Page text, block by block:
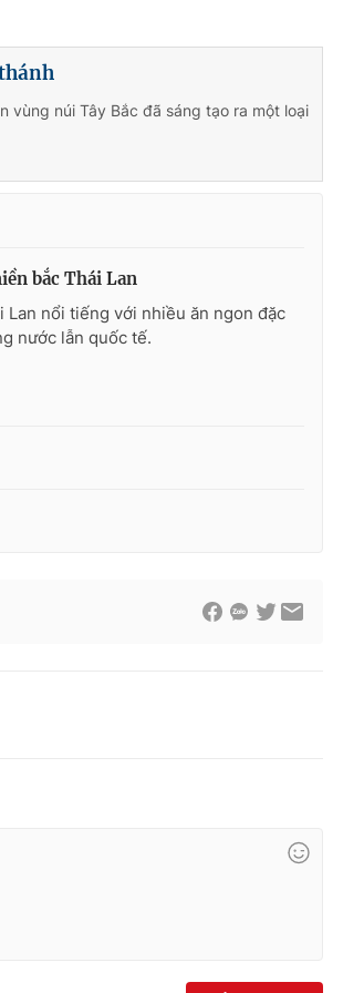
vùng núi Tây Bắc đã sáng tạo ra một loại
bắc Thái Lan
Lan nổi tiếng với nhiều ăn ngon đặc
nước lẫn quốc tế.